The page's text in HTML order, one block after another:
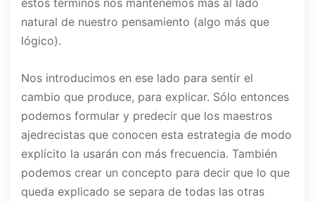
estos términos nos mantenemos más al lado
natural de nuestro pensamiento (algo más que
lógico).
Nos introducimos en ese lado para sentir el
cambio que produce, para explicar. Sólo entonces
podemos formular y predecir que los maestros
ajedrecistas que conocen esta estrategia de modo
explícito la usarán con más frecuencia. También
podemos crear un concepto para decir que lo que
queda explicado se separa de todas las otras